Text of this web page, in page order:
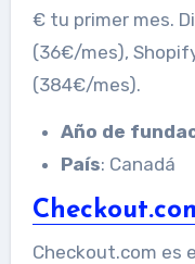
€ tu primer mes.
(36€/mes),
(384€/mes).
Año de
País: Canadá
Checkout.com es